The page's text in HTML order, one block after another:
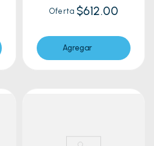
Oferta $612.00
Agregar